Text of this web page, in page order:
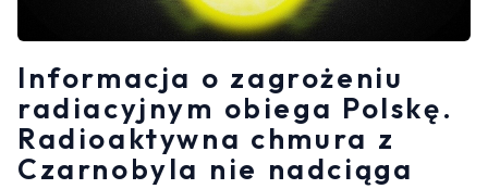
Informacja o zagrożeniu
radiacyjnym obiega Polskę.
Radioaktywna chmura z
Czarnobyla nie nadciąga